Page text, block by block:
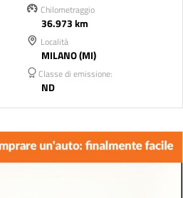
Chilometraggio
36.973 km
Località
MILANO (MI)
Classe di emissione:
ND